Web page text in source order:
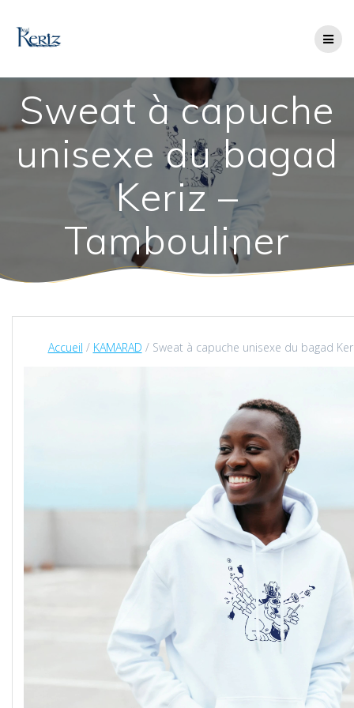
Sweat à capuche
unisexe du bagad
Keriz –
Tambouliner
Accueil / KAMARAD / Sweat à capuche unisexe du bagad